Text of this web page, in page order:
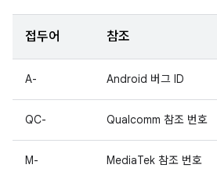
접두어 참조
A- Android 버그 ID
QC- Qualcomm 참조 번호
M- MediaTek 참조 번호